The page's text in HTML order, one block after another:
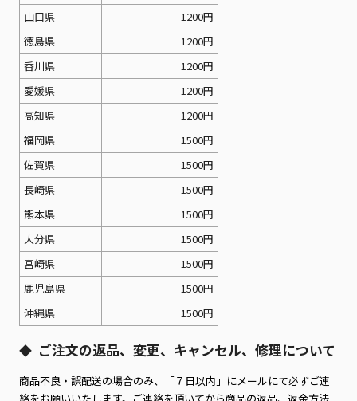
山口県
1200円
徳島県
1200円
香川県
1200円
愛媛県
1200円
高知県
1200円
福岡県
1500円
佐賀県
1500円
長崎県
1500円
熊本県
1500円
大分県
1500円
宮崎県
1500円
鹿児島県
1500円
沖縄県
1500円
◆ ご注文の返品、変更、キャンセル、修理について
商品不良・誤配送の場合のみ、「７日以内」にメールにて必ずご連